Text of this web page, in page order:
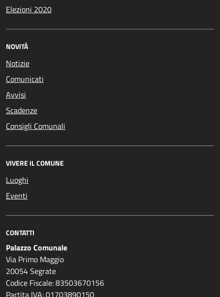
Elezioni 2020
NOVITÀ
Notizie
Comunicati
Avvisi
Scadenze
Consigli Comunali
VIVERE IL COMUNE
Luoghi
Eventi
CONTATTI
Palazzo Comunale
Via Primo Maggio
20054 Segrate
Codice Fiscale: 83503670156
Partita IVA: 01703890150